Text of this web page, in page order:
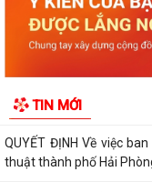
TIN MỚI
KHẢO SÁT, THĂM DÒ Ý
QUYỀN ĐỊA PHƯƠNG 02
tư của cộng đồng các
QUYẾT ĐỊNH Về việc
thuật thành phố Hải